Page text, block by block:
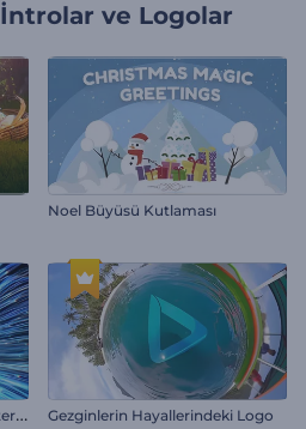
İntrolar ve Logolar
Noel Büyüsü Kutlaması
K
inetik Parçacıklar Logo Gösterimi Gezginlerin Hayallerindeki Logo